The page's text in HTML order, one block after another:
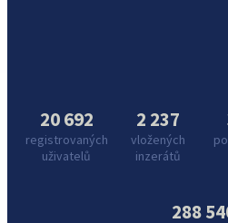
20 692
registrovaných
uživatelů
2 237
vložených
inzerátů
288